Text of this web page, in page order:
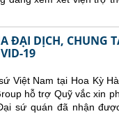
ĐẠI DỊCH, CHUNG
19
Việt Nam tại Hoa Kỳ
hỗ trợ Quỹ vắc xin
sứ quán đã nhận